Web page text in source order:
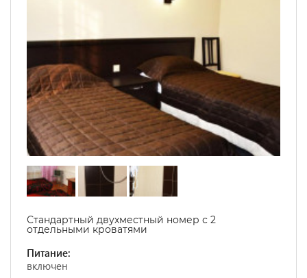
Стандартный двухместный номер с 2
отдельными кроватями
Питание:
включен